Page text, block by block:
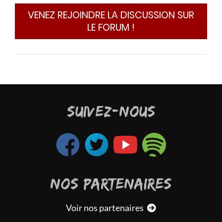
VENEZ REJOINDRE LA DISCUSSION SUR
LE FORUM !
SUIVEZ-NOUS
NOS PARTENAIRES
Voir nos partenaires